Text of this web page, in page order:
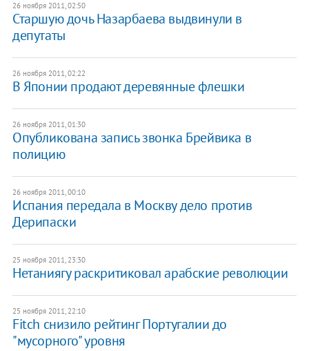
26 ноября 2011, 02:50
Старшую дочь Назарбаева выдвинули в
депутаты
26 ноября 2011, 02:22
​В Японии продают деревянные флешки
26 ноября 2011, 01:30
Опубликована запись звонка Брейвика в
полицию
26 ноября 2011, 00:10
Испания передала в Москву дело против
Дерипаски
25 ноября 2011, 23:30
Нетаниягу раскритиковал арабские революции
25 ноября 2011, 22:10
Fitch cнизило рейтинг Португалии до
"мусорного" уровня